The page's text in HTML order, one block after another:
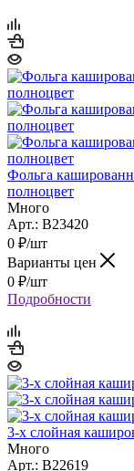
Фольга
полноцвет
Много
Арт.: B23420
0 ₽/шт
Варианты цен
0 ₽/шт
Подробности
3-х слойная
Много
Арт.: B22619